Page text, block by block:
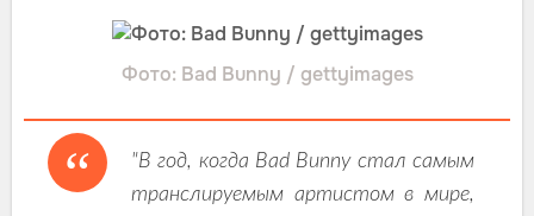
Фото: Bad Bunny / gettyimages
"В год, когда Bad Bunny стал самым
транслируемым артистом в мире,